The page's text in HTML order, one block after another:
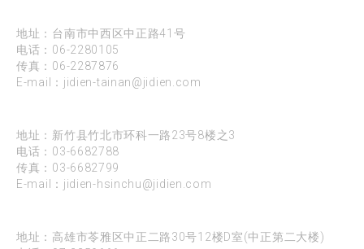
地址：台南市中西区中正路41号
电话： 06-2280105
传真：06-2287876
E-mail： jidien-tainan@jidien.com
地址：新竹县竹北市环科一路23号8楼之3
电话： 03-6682788
传真：03-6682799
E-mail： jidien-hsinchu@jidien.com
地址：高雄市苓雅区中正二路30号12楼D室(中正第二大楼)